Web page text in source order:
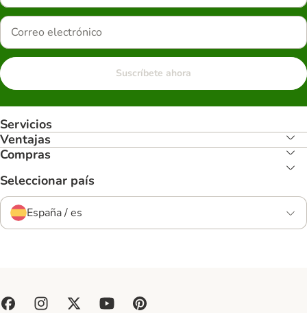
Suscríbete ahora
Servicios
Ventajas
Compras
Seleccionar país
España / es